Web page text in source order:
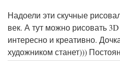
Надоели эти скучные
век. А тут можно рисовать
интересно и креативно.
художником станет)))